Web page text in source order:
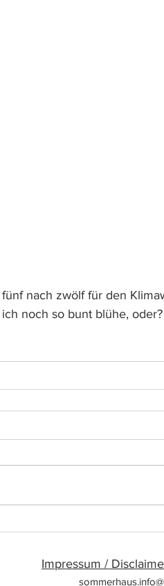
nach zwölf für den
noch so bunt blühe, oder?
Impressum /